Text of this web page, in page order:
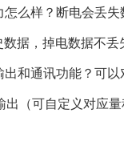
么样？断电会丢失
据，掉电数据不丢
和通讯功能？可
（可自定义对应